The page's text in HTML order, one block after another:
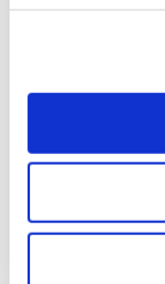
2007 (3)
2005 (2)